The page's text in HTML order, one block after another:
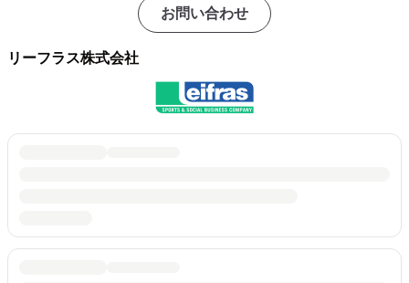
お問い合わせ
リーフラス株式会社